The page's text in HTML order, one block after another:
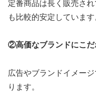
定番商品は長く販売さ
も比較的安定しています
②高価なブランドにこだ
広告やブランドイメー
ります。